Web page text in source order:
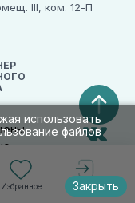
Избранное Войти
использовать
файлов
Закрыть
III, ком. 12-П